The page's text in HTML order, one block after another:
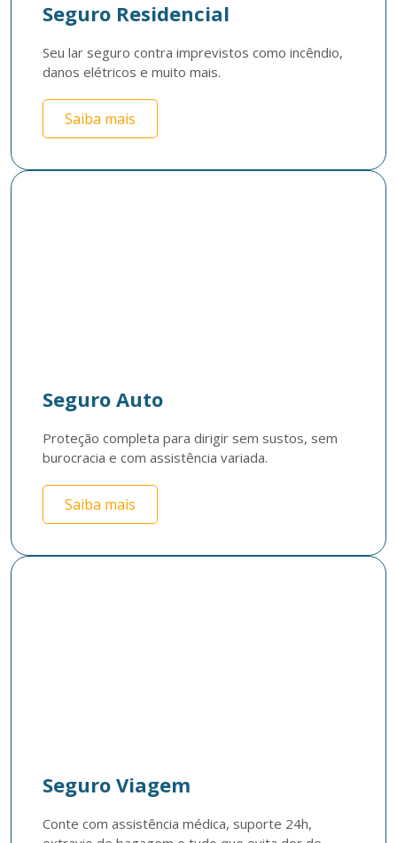
Seguro Residencial
Seu lar seguro contra imprevistos como incêndio,
danos elétricos e muito mais.
Saiba mais
Seguro Auto
Proteção completa para dirigir sem sustos, sem
burocracia e com assistência variada.
Saiba mais
Seguro Viagem
Conte com assistência médica, suporte 24h,